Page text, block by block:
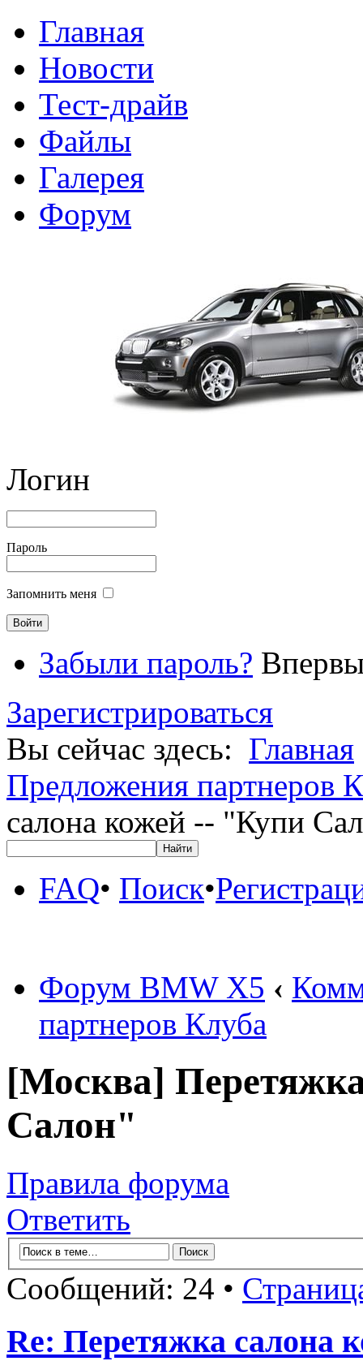
Главная
Новости
Тест-драйв
Файлы
Галерея
Форум
Логин
Пароль
Запомнить меня
Забыли пароль?
Зарегистрироваться
Вы сейчас здесь: Главная
Предложения партнеров
салона кожей -- "Купи
FAQ• Поиск•
Форум BMW X5 ‹
партнеров Клуба
[Москва]
Салон"
Правила форума
Ответить
Сообщений: 24 •
Re: Перетяжка салона